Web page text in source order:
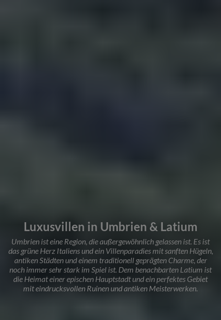
Luxusvillen in Umbrien & Latium
Umbrien ist eine Region, die außergewöhnlich gelassen ist. Es ist
das grüne Herz Italiens und ein Villenparadies mit sanften Hügeln,
antiken Städten und einem traditionell geprägten Charme, der
noch immer sehr stark im Spiel ist. Dem benachbarten Latium ist
die Heimat einer epischen Hauptstadt und ein perfektes Gebiet
mit eindrucksvollen Ruinen und antiken Meisterwerken.